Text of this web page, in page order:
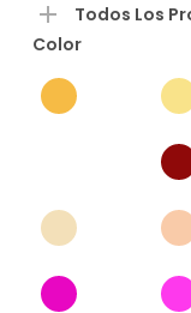
Todos Los
Color